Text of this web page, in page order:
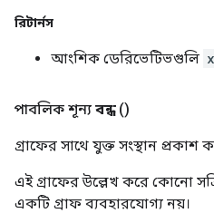
রিটার্নস
আংশিক ডেরিভেটিভগুলি x
পাবলিক শূন্য বন্ধ ()
গ্রাফের সাথে যুক্ত সংস্থান প্রকাশ
এই গ্রাফের উল্লেখ করে কোনো
একটি গ্রাফ ব্যবহারযোগ্য নয়।